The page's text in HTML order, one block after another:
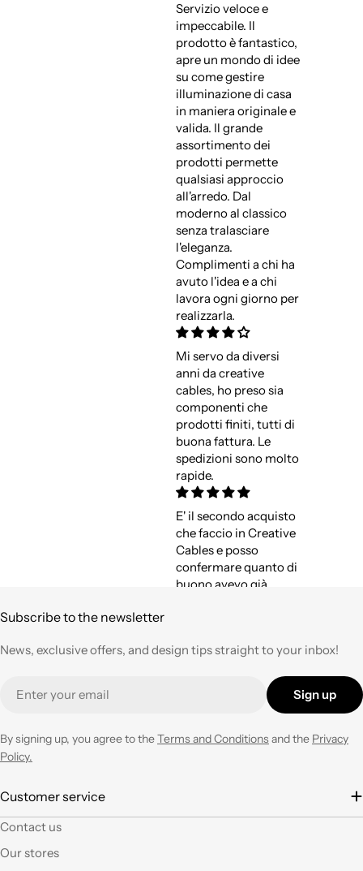
Servizio veloce e
impeccabile. Il
prodotto è fantastico,
apre un mondo di idee
su come gestire
illuminazione di casa
in maniera originale e
valida. Il grande
assortimento dei
prodotti permette
qualsiasi approccio
all'arredo. Dal
moderno al classico
senza tralasciare
l'eleganza.
Complimenti a chi ha
avuto l'idea e a chi
lavora ogni giorno per
realizzarla.
Mi servo da diversi
anni da creative
cables, ho preso sia
componenti che
prodotti finiti, tutti di
buona fattura. Le
spedizioni sono molto
rapide.
E' il secondo acquisto
che faccio in Creative
Cables e posso
confermare quanto di
buono avevo già
velocità nell'evasione
prezzo corretto !
Tornerò su questo
ne avrò necessità con
Subscribe to the newsletter
News, exclusive offers, and design tips straight to your inbox!
Sign up
By signing up, you agree to theTerms and Conditions and the Privacy
Policy.
Customer service
Contact us
Our stores